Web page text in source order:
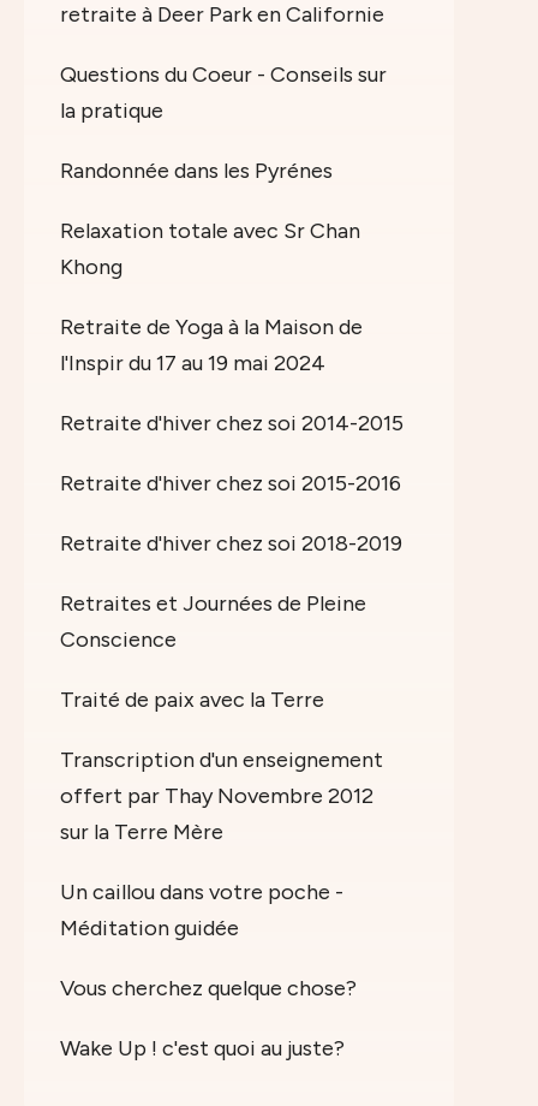
retraite à Deer Park en Californie
Questions du Coeur - Conseils sur
la pratique
Randonnée dans les Pyrénes
Relaxation totale avec Sr Chan
Khong
Retraite de Yoga à la Maison de
l'Inspir du 17 au 19 mai 2024
Retraite d'hiver chez soi 2014-2015
Retraite d'hiver chez soi 2015-2016
Retraite d'hiver chez soi 2018-2019
Retraites et Journées de Pleine
Conscience
Traité de paix avec la Terre
Transcription d'un enseignement
offert par Thay Novembre 2012
sur la Terre Mère
Un caillou dans votre poche -
Méditation guidée
Vous cherchez quelque chose?
Wake Up ! c'est quoi au juste?